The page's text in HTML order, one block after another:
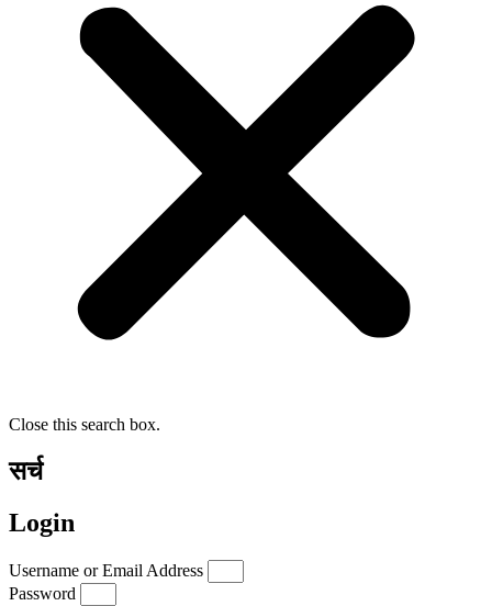
Close this search box.
सर्च
Login
Username or Email Address
Password